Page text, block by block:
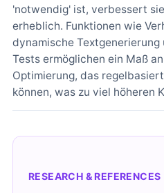
'notwendig' ist, verbessert
erheblich. Funktionen wie
dynamische
Tests ermöglichen ein Maß
Optimierung, das
können, was zu viel höheren
RESEARCH & REFERENCES